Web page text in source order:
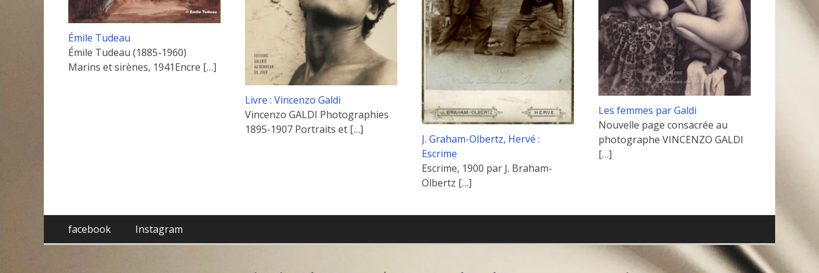
Émile Tudeau
Émile Tudeau (1885-1960)
Marins et sirènes, 1941Encre […]
Livre : Vincenzo Galdi
Vincenzo GALDI Photographies
1895-1907 Portraits et […]
J. Graham-Olbertz, Hervé :
Escrime
Escrime, 1900 par J. Braham-
Olbertz […]
Les femmes par Galdi
Nouvelle page consacrée au
photographe VINCENZO GALDI
[…]
Menu
de
facebook Instagram